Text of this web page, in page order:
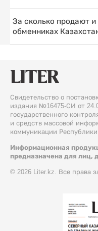
За сколько продают
обменниках
Свидетельство о
издания №16475-СИ от
государственного
и средств массовой
коммуникации Республики
Информационная
предназначена для лиц,
© 2026 Liter.kz. Все права